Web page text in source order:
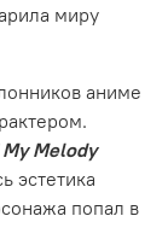
миру
аниме
Melody
эстетика
попал в